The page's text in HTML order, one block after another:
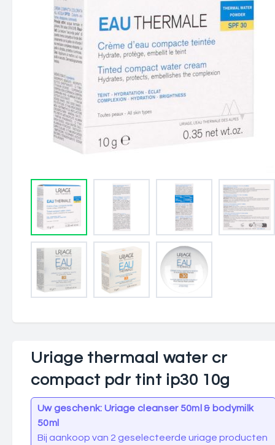
Uriage thermaal water cr
compact pdr tint ip30 10g
Uw geschenk: Uriage cleanser 50ml & bodymilk
50ml
Bij aankoop van 2 geselecteerde uriage producten